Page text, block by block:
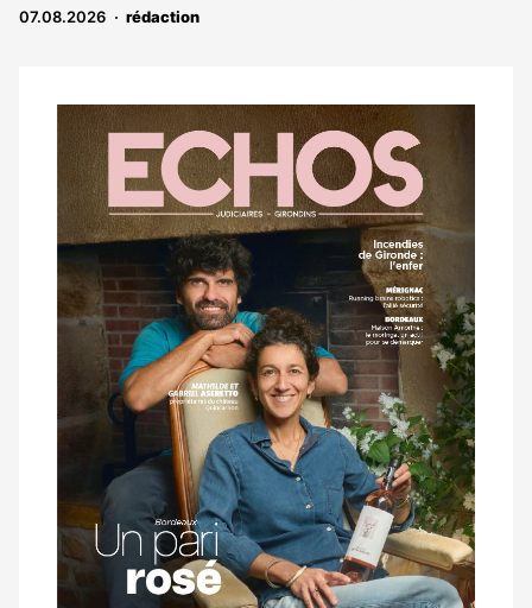
07.08.2026 rédaction
Notre
dernier
magazine